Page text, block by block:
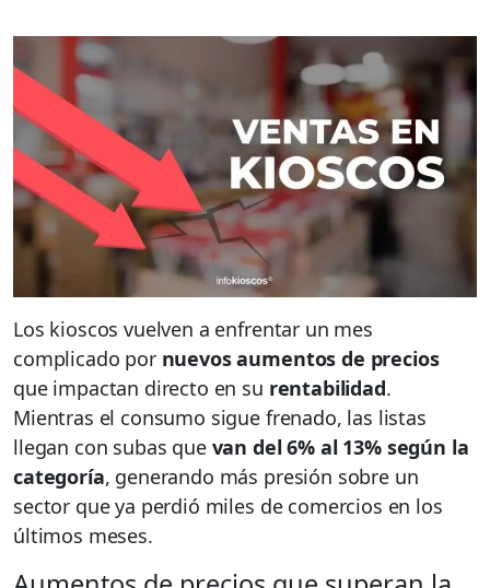
Los kioscos vuelven a enfrentar un mes
complicado por nuevos aumentos de precios
que impactan directo en su rentabilidad.
Mientras el consumo sigue frenado, las listas
llegan con subas quevan del 6% al 13% según la
categoría, generando más presión sobre un
sector que ya perdió miles de comercios en los
últimos meses.